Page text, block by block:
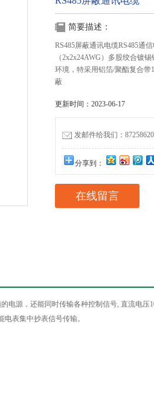
简要描述：
RS485屏蔽通讯电缆RS485通
（2x2x24AWG）多股绞合镀
环境，特采用铝箔/聚酯复合带
蔽
更新时间：2023-06-17
发邮件给我们：
分享到：
在线留言
电源，还能同时传输各种控制信号, 直流电压
表集中抄表信号传输。